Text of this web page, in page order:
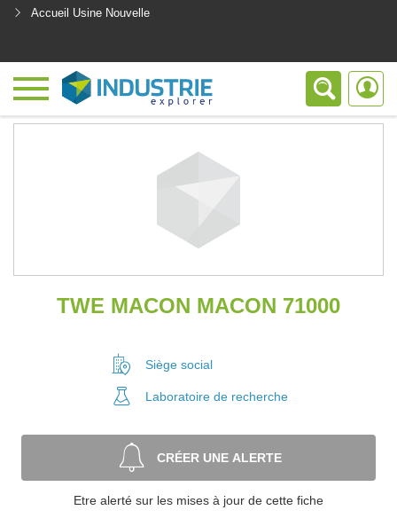
Accueil Usine Nouvelle
TWE MACON MACON 71000
Siège social
Laboratoire de recherche
CRÉER UNE ALERTE
Etre alerté sur les mises à jour de cette fiche